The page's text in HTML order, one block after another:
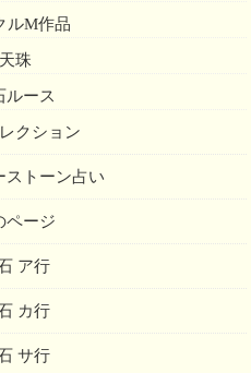
ルM作品
天珠
ルース
クション
ストーン占い
ページ
ア行
カ行
サ行